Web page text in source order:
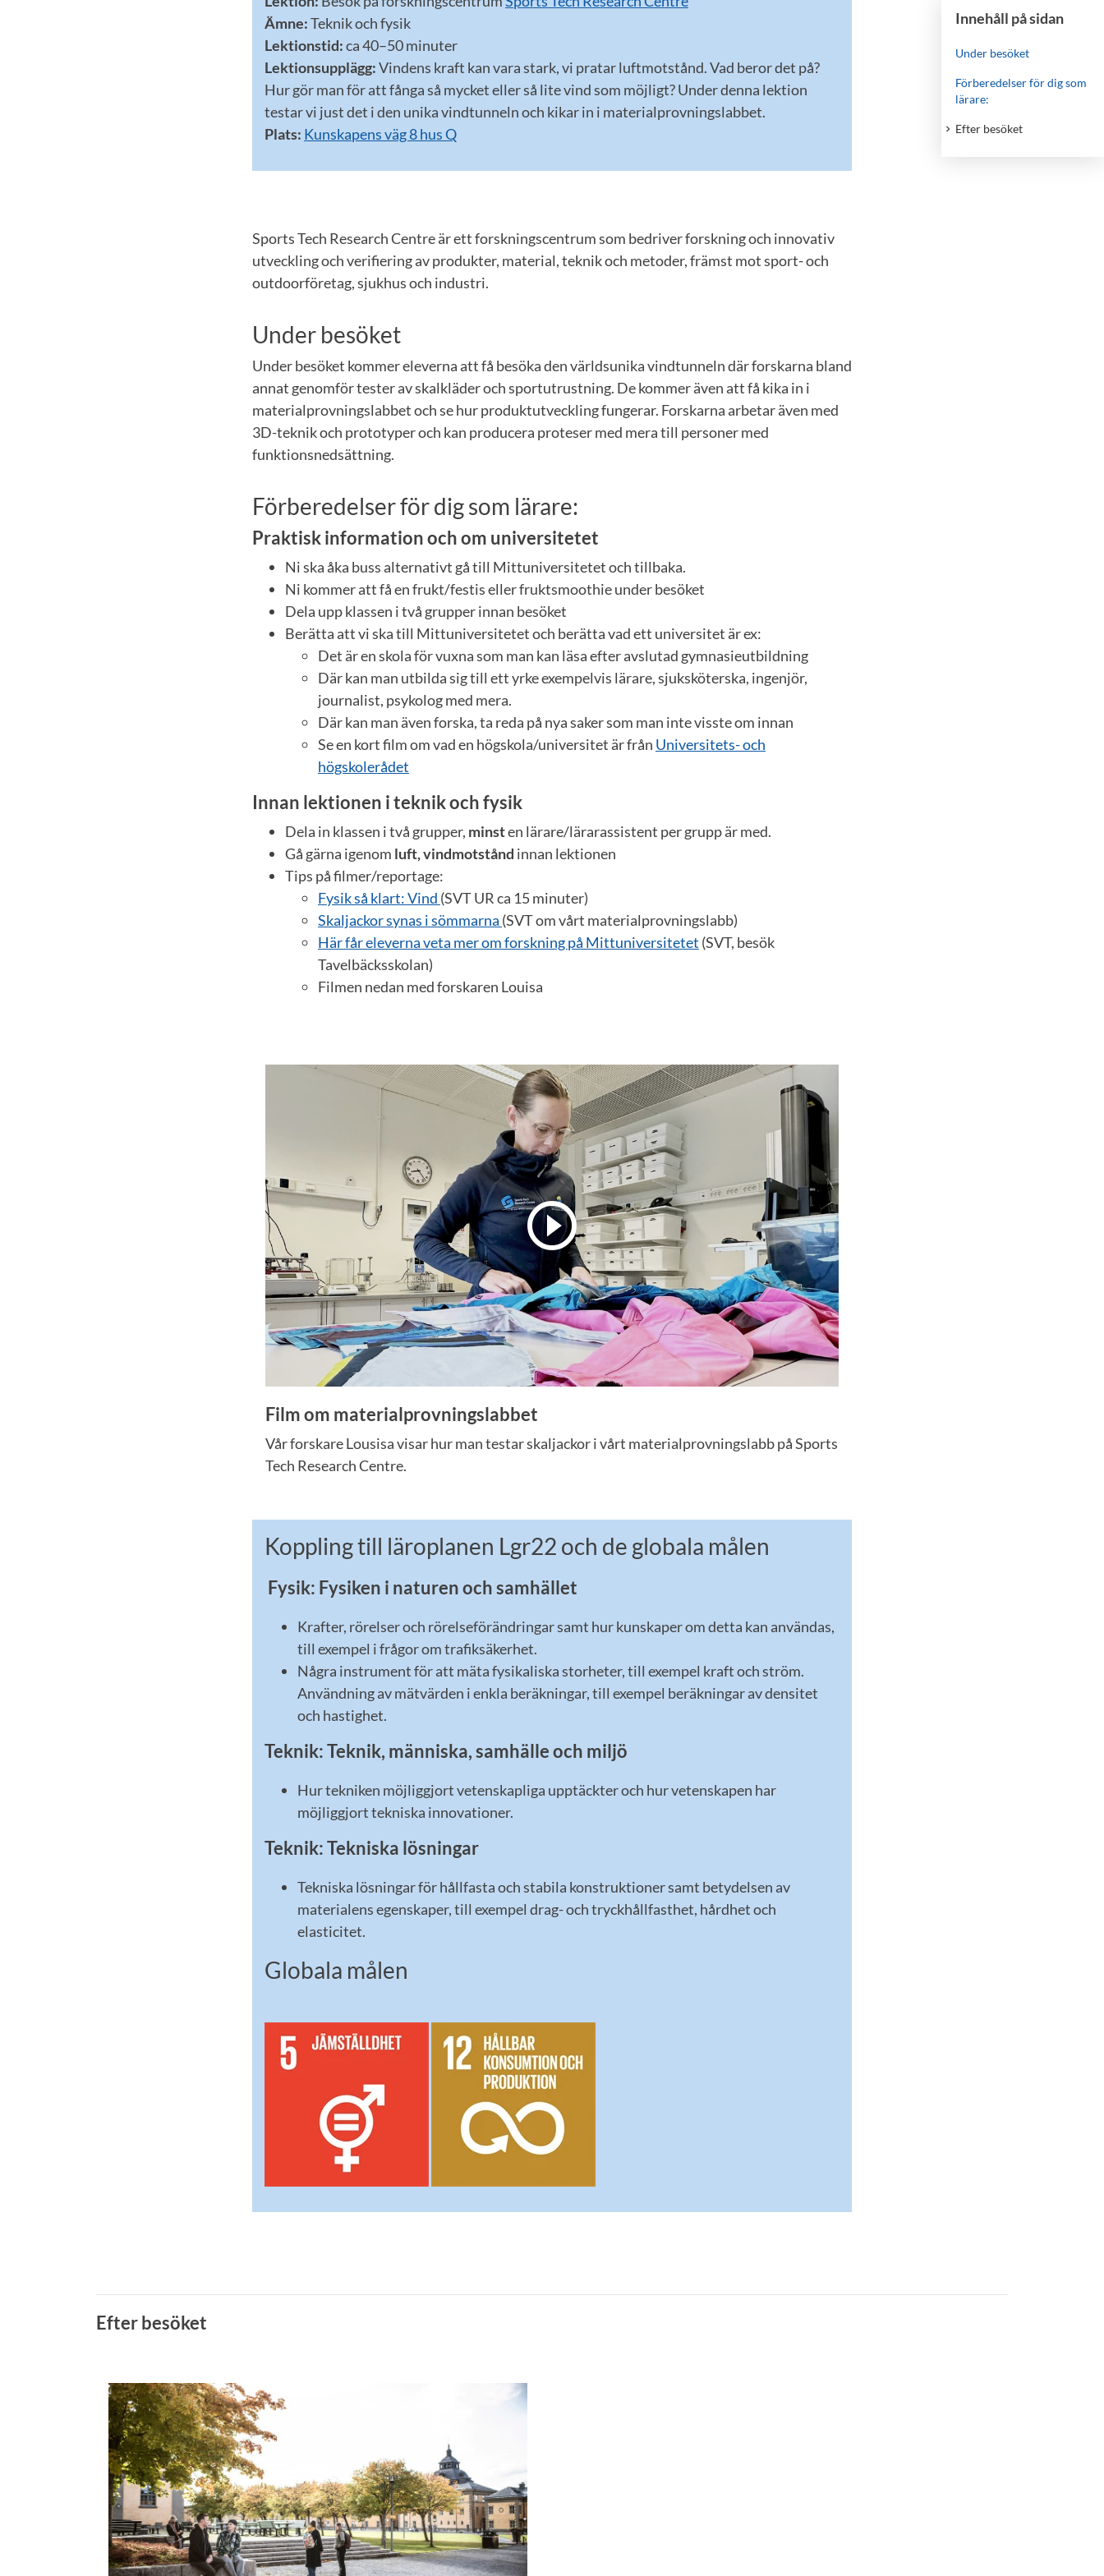
Innehåll på sidan
Under besöket
Förberedelser för dig som
lärare:
Efter besöket
Ämne:Teknik och fysik
Lektionstid:ca 40–50 minuter
Lektionsupplägg:Vindens kraft kan vara stark, vi pratar luftmotstånd. Vad beror det på?
Hur gör man för att fånga så mycket eller så lite vind som möjligt? Under denna lektion
testar vi just det i den unika vindtunneln och kikar in i materialprovningslabbet.
Plats: Kunskapens väg 8 hus Q
Sports Tech Research Centre är ett forskningscentrum som bedriver forskning och innovativ
utveckling och verifiering av produkter, material, teknik och metoder, främst mot sport- och
outdoorföretag, sjukhus och industri.
Under besöket
Under besöket kommer eleverna att få besöka den världsunika vindtunneln där forskarna bland
annat genomför tester av skalkläder och sportutrustning. De kommer även att få kika in i
materialprovningslabbet och se hur produktutveckling fungerar. Forskarna arbetar även med
3D-teknik och prototyper och kan producera proteser med mera till personer med
funktionsnedsättning.
Förberedelser för dig som lärare:
Praktisk information och om universitetet
Ni ska åka buss alternativt gå till Mittuniversitetet och tillbaka.
Ni kommer att få en frukt/festis eller fruktsmoothie under besöket
Dela upp klassen i två grupper innan besöket
Berätta att vi ska till Mittuniversitetet och berätta vad ett universitet är ex:
Det är en skola för vuxna som man kan läsa efter avslutad gymnasieutbildning
Där kan man utbilda sig till ett yrke exempelvis lärare, sjuksköterska, ingenjör,
journalist, psykolog med mera.
Där kan man även forska, ta reda på nya saker som man inte visste om innan
Se en kort film om vad en högskola/universitet är från Universitets- och
högskolerådet
Innan lektionen i teknik och fysik
Dela in klassen i två grupper, minsten lärare/lärarassistent per grupp är med.
Gå gärna igenom luft, vindmotstånd innan lektionen
Tips på filmer/reportage:
Fysik så klart: Vind (SVT UR ca 15 minuter)
Skaljackor synas i sömmarna (SVT om vårt materialprovningslabb)
Här får eleverna veta mer om forskning på Mittuniversitetet (SVT, besök
Tavelbäcksskolan)
Filmen nedan med forskaren Louisa
Film om materialprovningslabbet
Vår forskare Lousisa visar hur man testar skaljackor i vårt materialprovningslabb på Sports
Tech Research Centre.
Koppling till läroplanen Lgr22 och de globala målen
Fysik: Fysiken i naturen och samhället
Krafter, rörelser och rörelseförändringar samt hur kunskaper om detta kan an­vändas,
till exempel i frågor om trafiksäkerhet.
Några instrument för att mäta fysikaliska storheter, till exempel kraft och ström.
Användning av mätvärden i enkla beräkningar, till exempel beräk­ningar av densitet
och hastighet.
Teknik: Teknik, människa, samhälle och miljö
Hur tekniken möjliggjort vetenskapliga upptäckter och hur vetenskapen har
möjliggjort tekniska innovationer.
Teknik: Tekniska lösningar
Tekniska lösningar för hållfasta och stabila konstruktioner samt betydelsen av
materialens egenskaper, till exempel drag- och tryckhållfasthet, hårdhet och
elasticitet.
Globala målen
Efter besöket